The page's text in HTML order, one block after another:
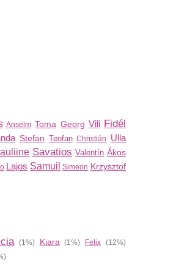
Anselm Toma Georg Vili Fidél
Stefan Teofan Christián
Ulla
Savatios Valentín Ákos
Lajos Samuil Simeon Krzysztof
(1%) Kiara(1%) Felix (12%)